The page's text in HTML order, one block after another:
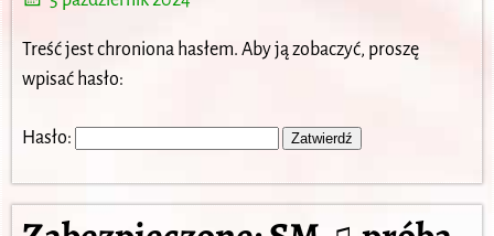
Treść jest chroniona hasłem. Aby ją zobaczyć, proszę
wpisać hasło:
Hasło: